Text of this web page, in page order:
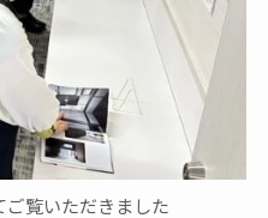
ご覧いただきました